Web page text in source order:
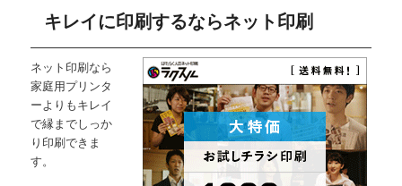
キレイに印刷するならネット印刷
ネット印刷なら
家庭用プリンタ
ーよりもキレイ
で縁までしっか
り印刷できま
す。